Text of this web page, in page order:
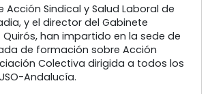
Acción Sindical y Salud Laboral de
y el director del Gabinete
han impartido en la sede de
de formación sobre Acción
Colectiva dirigida a todos los
Andalucía.